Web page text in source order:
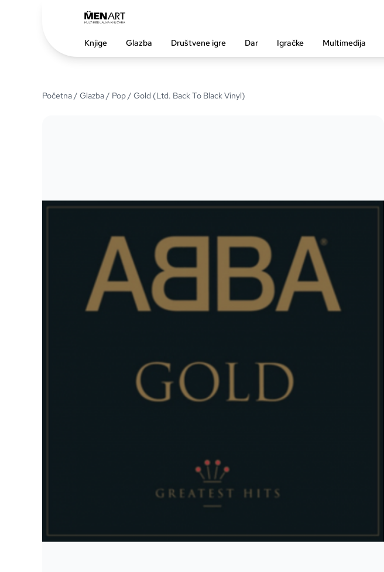
Knjige Glazba Društvene igre Dar Igračke Multimedija
Početna/ Glazba/ Pop/ Gold (Ltd. Back To Black Vinyl)